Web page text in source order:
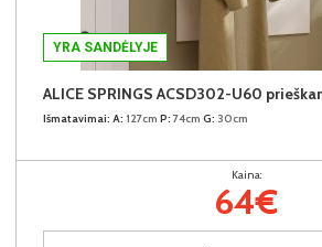
YRA SANDĖLYJE
ALICE SPRINGS ACSD302-U60
Išmatavimai: A: 127cm P: 74cm G: 30cm
Kaina:
64€